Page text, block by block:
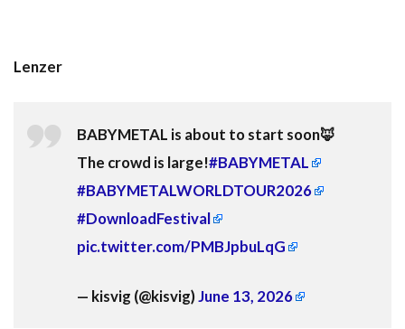
Lenzer
BABYMETAL is about to start soon🦊
The crowd is large!#BABYMETAL
#BABYMETALWORLDTOUR2026
#DownloadFestival
pic.twitter.com/PMBJpbuLqG
— kisvig (@kisvig)June 13, 2026